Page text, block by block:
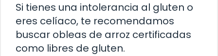
Si tienes una intolerancia al gluten o
eres celíaco, te recomendamos
buscar obleas de arroz certificadas
como libres de gluten.